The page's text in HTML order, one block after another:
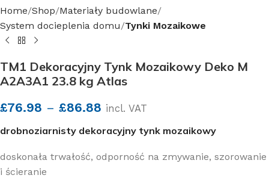
Home Shop Materiały budowlane
System docieplenia domu Tynki Mozaikowe
TM1 Dekoracyjny Tynk Mozaikowy Deko M
A2A3A1 23.8 kg Atlas
£76.98 – £86.88 incl. VAT
drobnoziarnisty dekoracyjny tynk mozaikowy
doskonała trwałość, odporność na zmywanie, szorowanie
i ścieranie